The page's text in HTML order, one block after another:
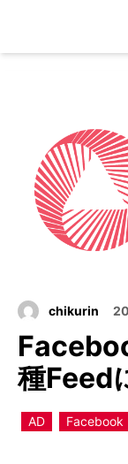
chikurin
種Feed
AD Facebook